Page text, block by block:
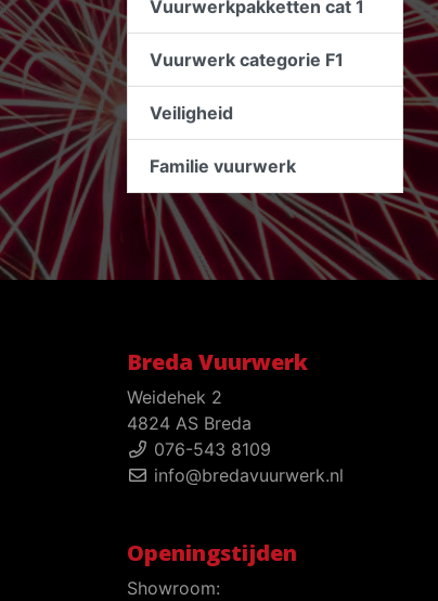
Vuurwerkpakketten cat 1
Vuurwerk categorie F1
Veiligheid
Familie vuurwerk
Breda Vuurwerk
Weidehek 2
4824 AS Breda
076-543 8109
info@bredavuurwerk.nl
Openingstijden
Showroom: